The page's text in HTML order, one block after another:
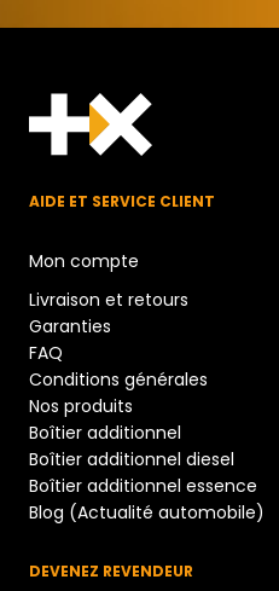
AIDE ET SERVICE CLIENT
Mon compte
Livraison et retours
Garanties
FAQ
Conditions générales
Nos produits
Boîtier additionnel
Boîtier additionnel diesel
Boîtier additionnel essence
Blog (Actualité automobile)
DEVENEZ REVENDEUR